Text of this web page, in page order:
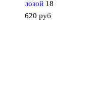
лозой 18
620 руб